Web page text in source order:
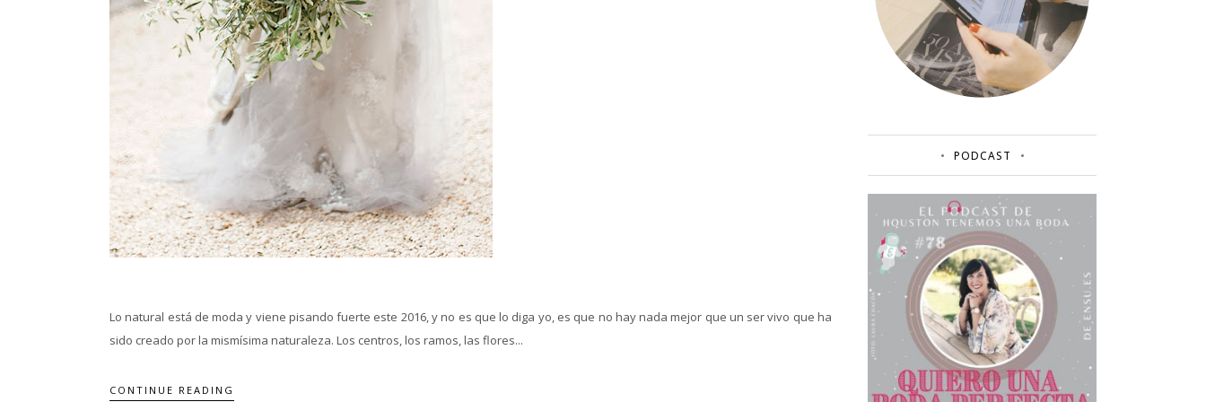
Lo natural está de moda y viene pisando fuerte este 2016, y no es que lo diga yo, es que no hay nada mejor que un ser vivo que ha
sido creado por la mismísima naturaleza. Los centros, los ramos, las flores...
CONTINUE READING
PODCAST